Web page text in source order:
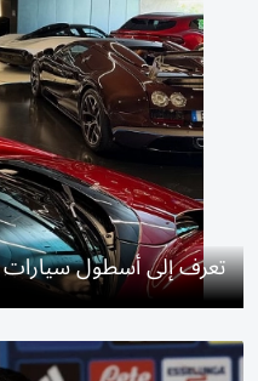
تعرف إلى أسطول سيارات